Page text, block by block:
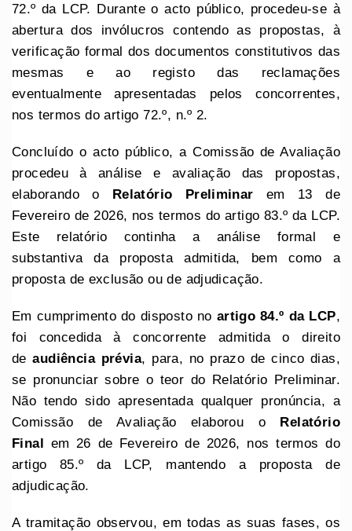
72.º da LCP. Durante o acto público, procedeu-se à
abertura dos invólucros contendo as propostas, à
verificação formal dos documentos constitutivos das
mesmas e ao registo das reclamações
eventualmente apresentadas pelos concorrentes,
nos termos do artigo 72.º, n.º 2.
Concluído o acto público, a Comissão de Avaliação
procedeu à análise e avaliação das propostas,
elaborando o Relatório Preliminar em 13 de
Fevereiro de 2026, nos termos do artigo 83.º da LCP.
Este relatório continha a análise formal e
substantiva da proposta admitida, bem como a
proposta de exclusão ou de adjudicação.
Em cumprimento do disposto no artigo 84.º da LCP,
foi concedida à concorrente admitida o direito
deaudiência prévia, para, no prazo de cinco dias,
se pronunciar sobre o teor do Relatório Preliminar.
Não tendo sido apresentada qualquer pronúncia, a
Comissão de Avaliação elaborou o Relatório
Final em 26 de Fevereiro de 2026, nos termos do
artigo 85.º da LCP, mantendo a proposta de
adjudicação.
A tramitação observou, em todas as suas fases, os